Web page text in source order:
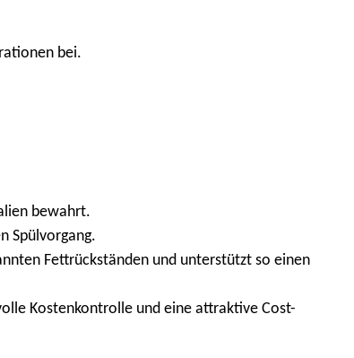
bei.
bewahrt.
Spülvorgang.
Fettrückständen und unterstützt so einen
Kostenkontrolle und eine attraktive Cost-